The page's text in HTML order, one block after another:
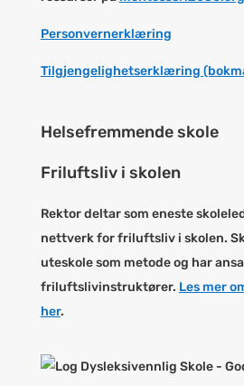
Personvernerklæring
Tilgjengelighetserklæring
Helsefremmende skole
Friluftsliv i skolen
Rektor deltar som eneste
nettverk for friluftsliv i skolen.
uteskole som metode og har
friluftslivinstruktører. Les mer
her.